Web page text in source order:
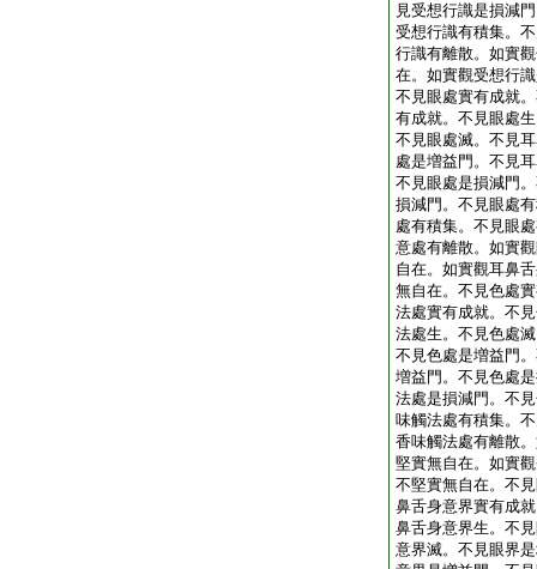
見受想行識是損減
受想行識有積集。
行識有離散。如實
在。如實觀受想行
不見眼處實有成就
有成就。不見眼處
不見眼處滅。不見
處是増益門。不見
不見眼處是損減門
損減門。不見眼處
處有積集。不見眼
意處有離散。如實
自在。如實觀耳鼻
無自在。不見色處
法處實有成就。不
法處生。不見色處
不見色處是増益門
増益門。不見色處
法處是損減門。不
味觸法處有積集。
香味觸法處有離散
堅實無自在。如實
不堅實無自在。不
鼻舌身意界實有成
鼻舌身意界生。不
意界滅。不見眼界